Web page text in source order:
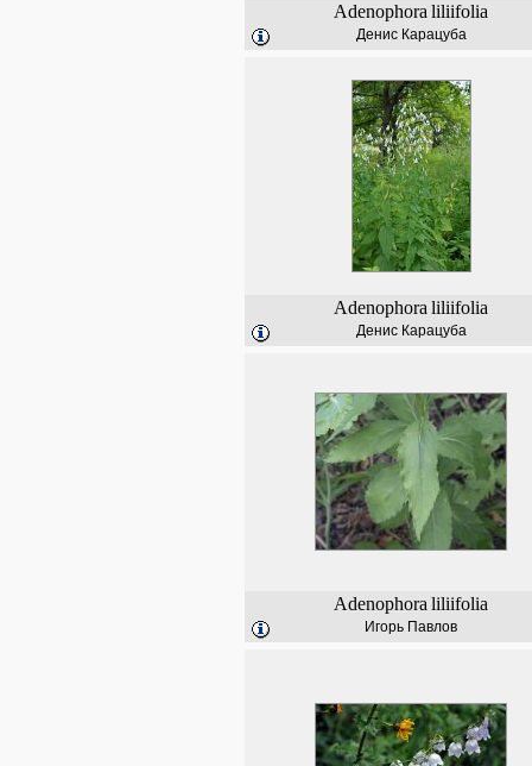
Adenophora liliifolia
Денис Карацуба
Adenophora liliifolia
Денис Карацуба
Adenophora liliifolia
Игорь Павлов